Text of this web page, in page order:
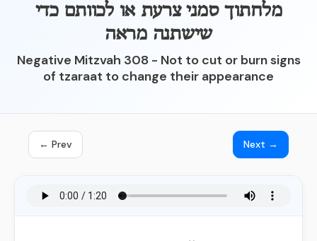
מלחתוך סמני צרעת או לכוותם כדי
שישתנה מראה
Negative Mitzvah 308 - Not to cut or burn signs
of tzaraat to change their appearance
← Prev Next →